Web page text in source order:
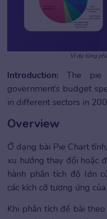
Ví dụ từng
Introduction: The pie
government’s budget
in different sectors in
Overview
Ở dạng bài Pie Chart
xu hướng thay đổi hoặc
hành phân tích độ lớn
các kích cỡ tương ứng
Khi phân tích đề bài